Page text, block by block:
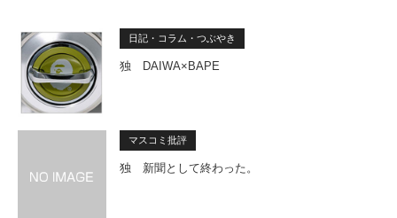
日記・コラム・つぶやき
独 DAIWA×BAPE
マスコミ批評
独 新聞として終わった。